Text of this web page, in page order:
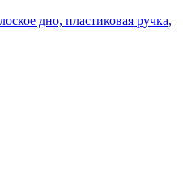
дно, пластиковая ручка,